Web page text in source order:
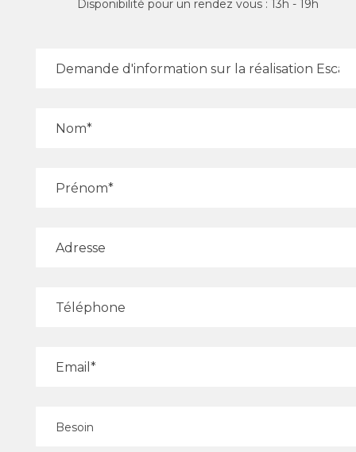
Disponibilité pour un rendez vous : 13h - 19h